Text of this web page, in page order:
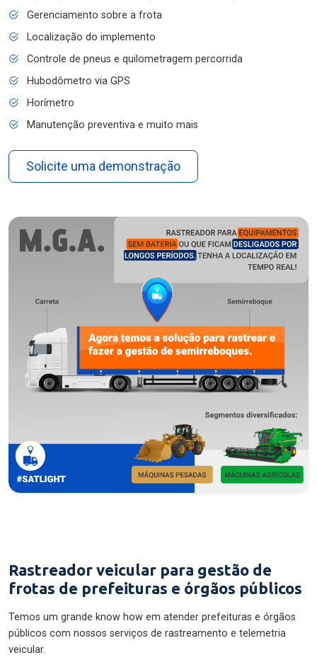
Gerenciamento sobre a frota
Localização do implemento
Controle de pneus e quilometragem percorrida
Hubodômetro via GPS
Horímetro
Manutenção preventiva e muito mais
Solicite uma demonstração
Rastreador veicular para gestão de
frotas de prefeituras e órgãos públicos
Temos um grande know how em atender prefeituras e órgãos
públicos com nossos serviços de rastreamento e telemetria
veicular.